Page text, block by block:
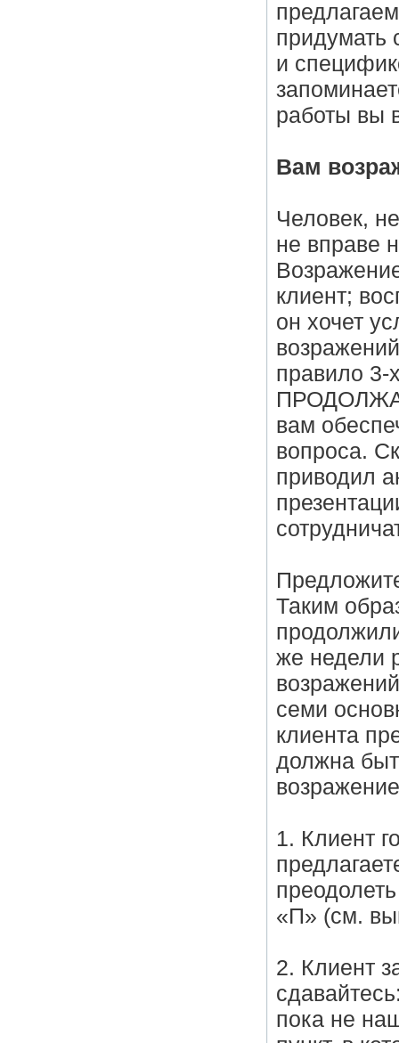
придумать
и
работы вы
Вам
Человек,
не вправе
клиент;
он хочет
правило
вам
вопроса.
приводил
Таким
же недели
семи
клиента
должна
1. Клиент
«П» (см.
2. Клиент
пока не